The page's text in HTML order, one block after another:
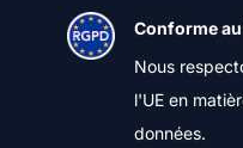
Conforme au
Nous
l'UE en
données.